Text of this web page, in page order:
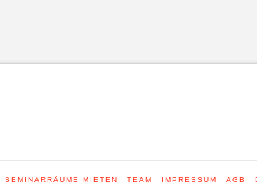
SEMINARRÄUME MIETEN TEAM IMPRESSUM AGB